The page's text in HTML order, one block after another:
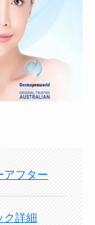
アフター
ク詳細